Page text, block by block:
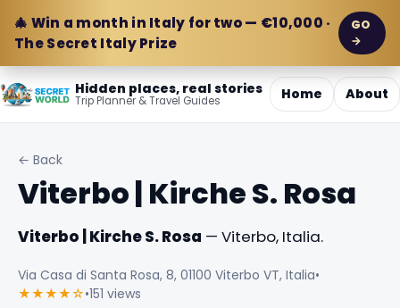
🎄 Win a month in Italy for two — €10,000 ·
The Secret Italy Prize
GO
→
Hidden places, real stories
Trip Planner & Travel Guides Home About
← Back
Viterbo | Kirche S. Rosa
Viterbo | Kirche S. Rosa — Viterbo, Italia.
Via Casa di Santa Rosa, 8, 01100 Viterbo VT, Italia•
★★★★☆•151 views